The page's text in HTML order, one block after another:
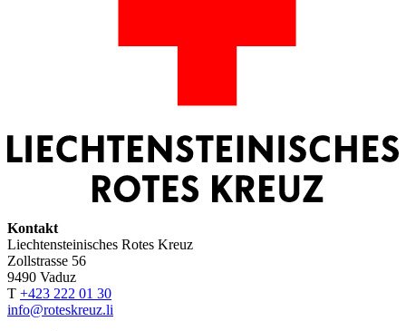
Kontakt
Liechtensteinisches Rotes Kreuz
Zollstrasse 56
9490 Vaduz
T +423 222 01 30
info@roteskreuz.li